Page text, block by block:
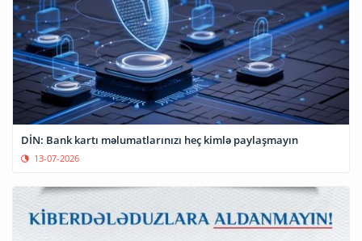
DİN: Bank kartı məlumatlarınızı heç kimlə paylaşmayın
13-07-2026